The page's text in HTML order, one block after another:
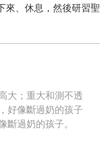
來、休息，然後研習聖
大；重大和測不透
好像斷過奶的孩子
過奶的孩子。